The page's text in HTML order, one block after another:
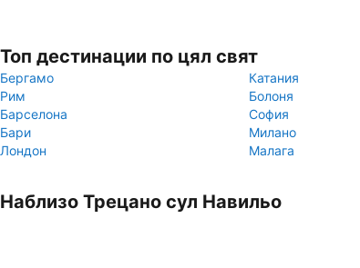
Топ дестинации по цял свят
Бергамо
Катания
Рим
Болоня
Барселона
София
Бари
Милано
Лондон
Малага
Наблизо Трецано сул Навильо